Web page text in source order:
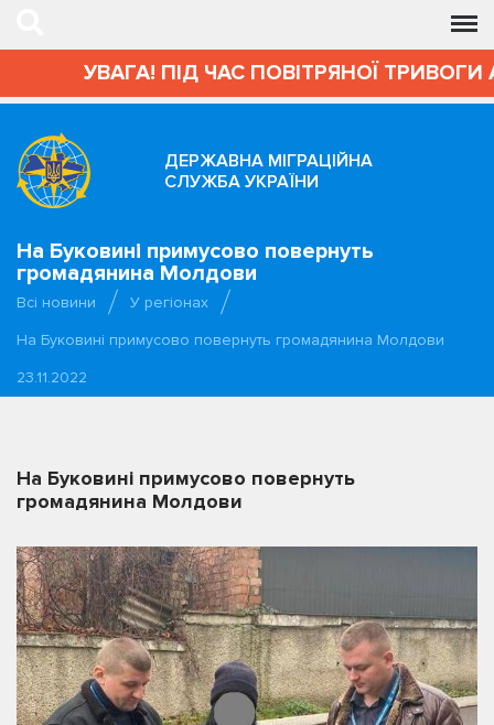
ПІД ЧАС ПОВІТРЯНОЇ ТРИВОГИ
ДЕРЖАВНА МІГРАЦІЙНА
СЛУЖБА УКРАЇНИ
На Буковині примусово повернуть
громадянина Молдови
Всі новини
У регіонах
На Буковині примусово повернуть громадянина Молдови
23.11.2022
На Буковині примусово повернуть
громадянина Молдови